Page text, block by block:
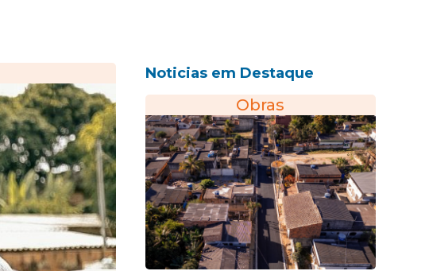
Noticias em Destaque
Obras